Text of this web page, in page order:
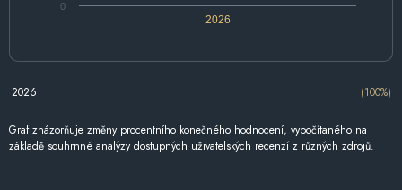
2026
0
2026 (100%)
Graf znázorňuje změny procentního konečného hodnocení, vypočítaného na
základě souhrnné analýzy dostupných uživatelských recenzí z různých zdrojů.